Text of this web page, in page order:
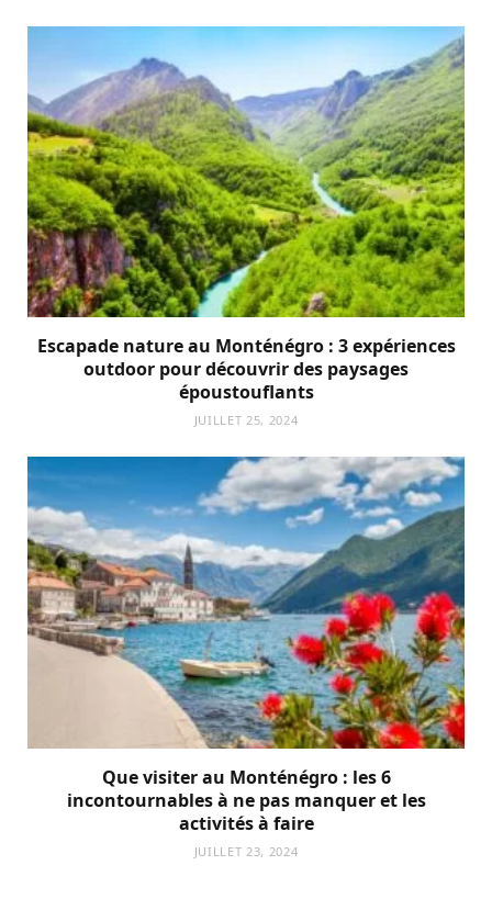
Escapade nature au Monténégro : 3 expériences
outdoor pour découvrir des paysages
époustouflants
JUILLET 25, 2024
Que visiter au Monténégro : les 6
incontournables à ne pas manquer et les
activités à faire
JUILLET 23, 2024